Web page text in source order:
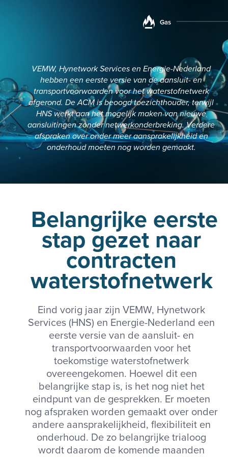
Gas
VEMW, Hynetwork Services en Energie-Nederland
hebben een eerste versie van de aansluit- en
transportvoorwaarden voor het waterstofnetwerk
afgerond. De ACM is beoogd toezichthouder, terwijl
HNS werkt aan het mogelijk maken van nieuwe
aansluitingen zonder netwerkonderbreking. Verdere
afspraken over onder meer aansprakelijkheid en
onderhoud moeten nog worden gemaakt.
Belang​​​​​​​rijke eerste
stap gezet naar
contracten
waterstofnetwerk
Eind vorig jaar zijn VEMW, Hynetwork
Services (HNS) en Energie-Nederland een
eerste versie van de aansluit- en
transportvoorwaarden voor het
toekomstige waterstofnetwerk
overeengekomen. Hoewel dit een
belangrijke stap is, is het nog niet het
eindpunt van de gesprekken. Er moeten
nog afspraken worden gemaakt over onder
andere aansprakelijkheid, flexibiliteit en
onderhoud. De zo belangrijke trialoog
wordt daarom de komende maanden